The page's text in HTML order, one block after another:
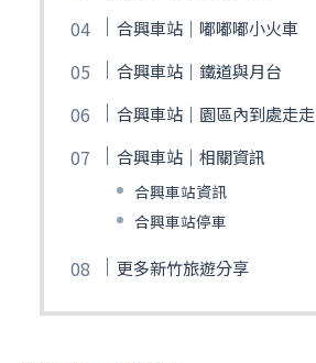
合興車站｜嘟嘟嘟小火車
合興車站｜鐵道與月台
合興車站｜園區內到處走走
合興車站｜相關資訊
合興車站資訊
合興車站停車
更多新竹旅遊分享